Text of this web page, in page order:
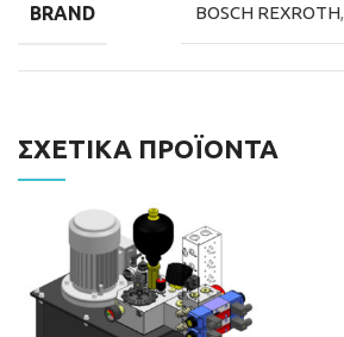
BRAND BOSCH REXROTH,
ΣΧΕΤΙΚΆ ΠΡΟΪΌΝΤΑ